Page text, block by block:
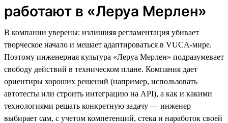
работают в «Леруа Мерлен»
В компании уверены: излишняя регламентация убивает
творческое начало и мешает адаптироваться в VUCA-мире.
Поэтому инженерная культура «Леруа Мерлен» подразумевает
свободу действий в техническом плане. Компания дает
ориентиры хороших решений (например, использовать
автотесты или строить интеграцию на API), а как и какими
технологиями решать конкретную задачу — инженер
выбирает сам, с учетом компетенций, стека и наработок своей